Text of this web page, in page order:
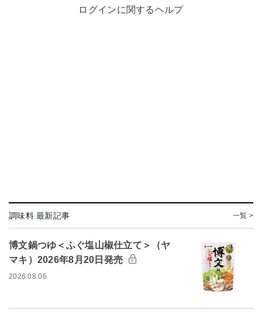
ログインに関するヘルプ
調味料 最新記事 一覧 >
博文鍋つゆ＜ふぐ塩山椒仕立て＞（ヤ
マキ）2026年8月20日発売
2026.08.06